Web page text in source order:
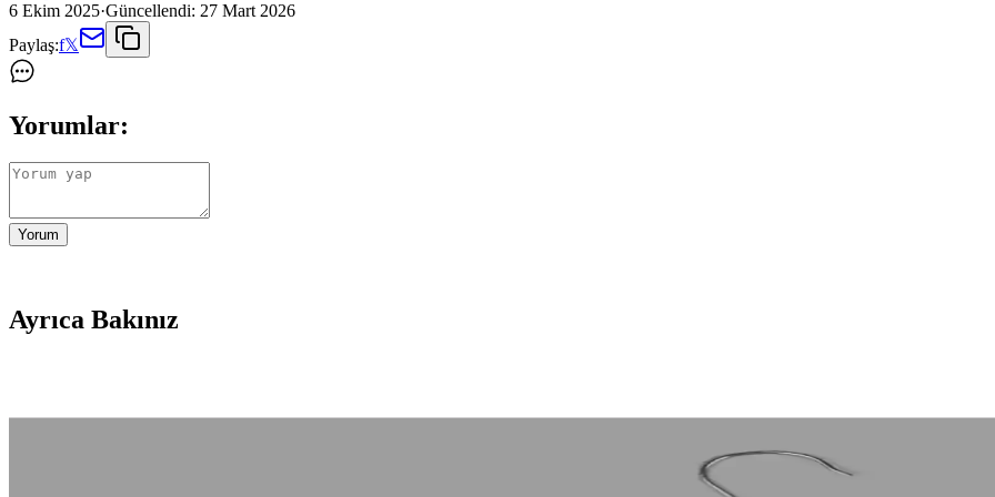
6 Ekim 2025·Güncellendi: 27 Mart 2026
Paylaş:f𝕏
Yorumlar:
Yorum
Ayrıca Bakınız
Pakistanlı Eid Kıyafetleri: Kültürel Miras ve Moda Çeşitliliğinin İncelenmesi